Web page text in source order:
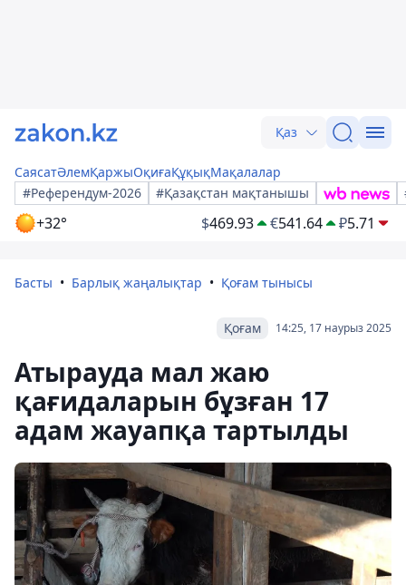
Қаз
СаясатӘлемҚаржыОқиғаҚұқықМақалалар
#Референдум-2026
#Қазақстан мақтанышы
+32° $469.93 €541.64 ₽5.71
Басты Барлық жаңалықтар Қоғам тынысы
14:25, 17 наурыз 2025
Қоғам
Атырауда мал жаю
қағидаларын бұзған 17
адам жауапқа тартылды